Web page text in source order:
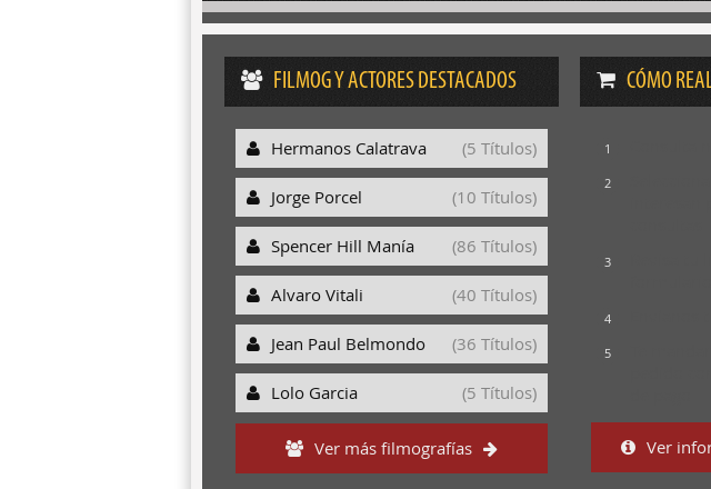
FILMOG Y ACTORES DESTACADOS
Hermanos Calatrava (5 Títulos)
Jorge Porcel (10 Títulos)
Spencer Hill Manía (86 Títulos)
Alvaro Vitali (40 Títulos)
Jean Paul Belmondo (36 Títulos)
Lolo Garcia (5 Títulos)
Ver más filmografías
CÓMO
1
2
3
4
5
Ver